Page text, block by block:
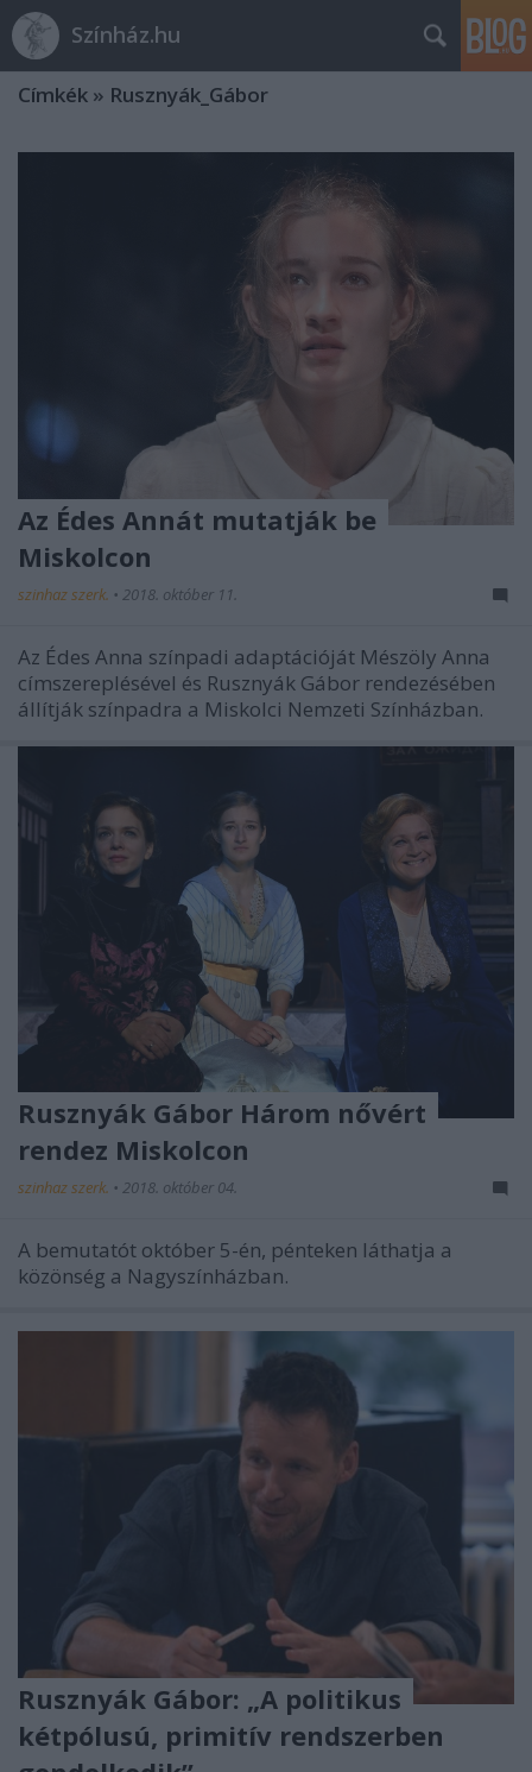
Színház.hu
Címkék » Rusznyák_Gábor
Az Édes Annát mutatják be
Miskolcon
szinhaz szerk. • 2018. október 11.
Az Édes Anna színpadi adaptációját Mészöly Anna
címszereplésével és Rusznyák Gábor rendezésében
állítják színpadra a Miskolci Nemzeti Színházban.
Rusznyák Gábor Három nővért
rendez Miskolcon
szinhaz szerk. • 2018. október 04.
A bemutatót október 5-én, pénteken láthatja a
közönség a Nagyszínházban.
Rusznyák Gábor: „A politikus
kétpólusú, primitív rendszerben